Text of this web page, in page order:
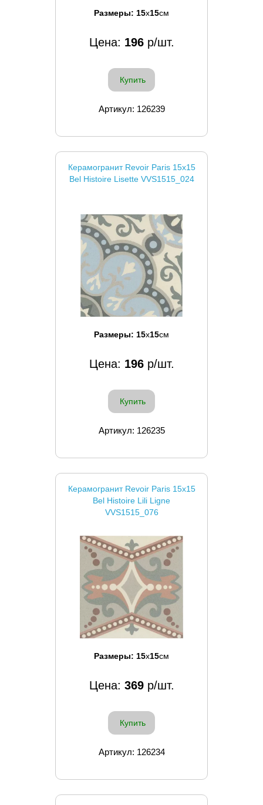
Размеры: 15x15см
Цена: 196р/шт.
Купить
Артикул: 126239
Керамогранит Revoir Paris 15x15
Bel Histoire Lisette VVS1515_024
Размеры: 15x15см
Цена: 196р/шт.
Купить
Артикул: 126235
Керамогранит Revoir Paris 15x15
Bel Histoire Lili Ligne
VVS1515_076
Размеры: 15x15см
Цена: 369р/шт.
Купить
Артикул: 126234